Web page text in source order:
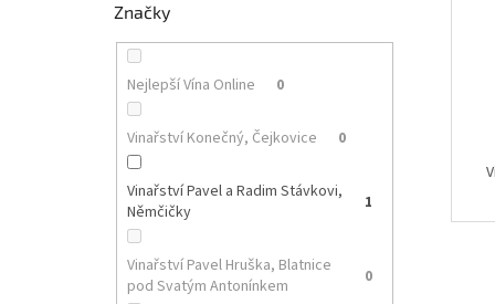
Značky
Nejlepší Vína Online 0
Vinařství Konečný, Čejkovice 0
Vinařství Pavel a Radim Stávkovi,
Němčičky
1
Vinařství Pavel Hruška, Blatnice
pod Svatým Antonínkem
0